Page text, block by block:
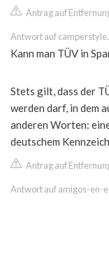
Antrag auf
Antwort auf
Kann man TÜV in
Stets gilt, dass der
werden darf, in dem
anderen Worten:
deutschem
Antrag auf
Antwort auf amigos-en-